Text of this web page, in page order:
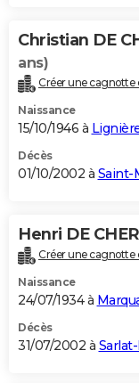
Christian DE
ans)
Créer une cagnotte
Naissance
15/10/1946 à
Décès
01/10/2002 à Saint-
Henri DE
Créer une cagnotte
Naissance
24/07/1934 à
Décès
31/07/2002 à